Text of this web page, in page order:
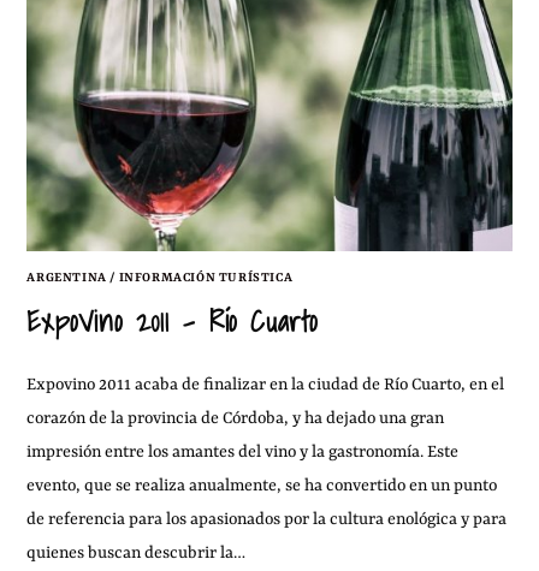
ARGENTINA / INFORMACIÓN TURÍSTICA
ExpoVino 2011 – Río Cuarto
Expovino 2011 acaba de finalizar en la ciudad de Río Cuarto, en el
corazón de la provincia de Córdoba, y ha dejado una gran
impresión entre los amantes del vino y la gastronomía. Este
evento, que se realiza anualmente, se ha convertido en un punto
de referencia para los apasionados por la cultura enológica y para
quienes buscan descubrir la…